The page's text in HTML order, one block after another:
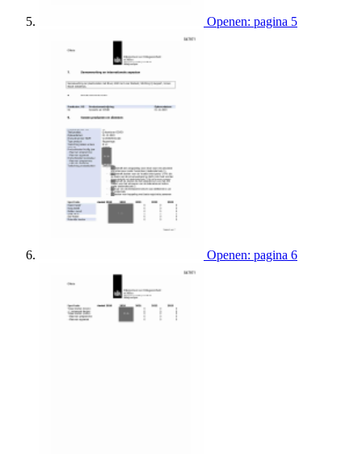
Openen: pagina 5
Openen: pagina 6